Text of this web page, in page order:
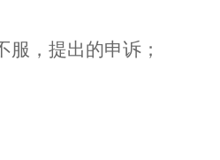
服，提出的申诉；